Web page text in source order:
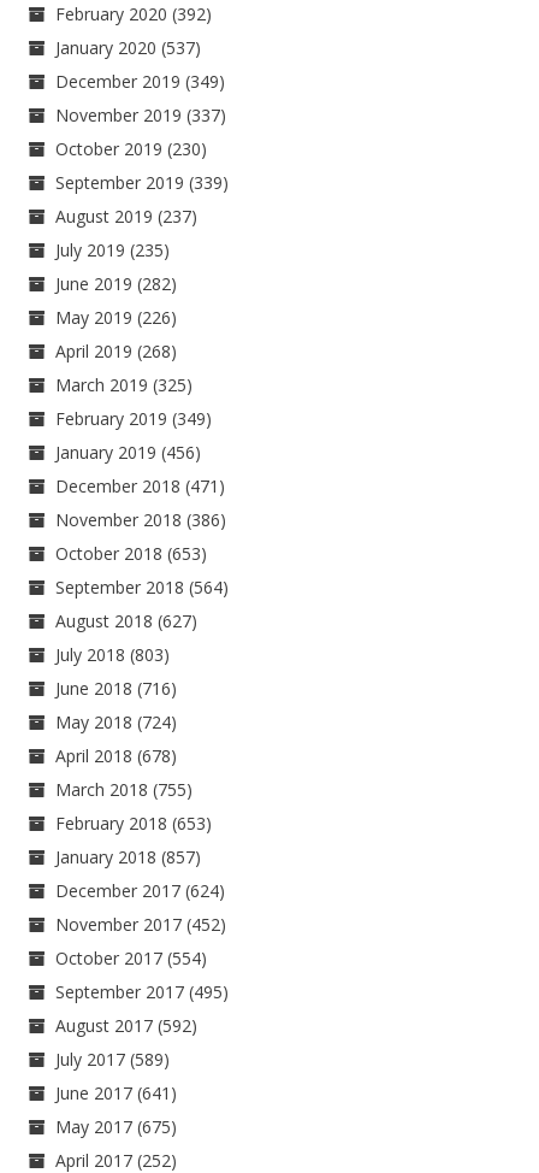
February 2020 (392)
January 2020 (537)
December 2019 (349)
November 2019 (337)
October 2019 (230)
September 2019 (339)
August 2019 (237)
July 2019 (235)
June 2019 (282)
May 2019 (226)
April 2019 (268)
March 2019 (325)
February 2019 (349)
January 2019 (456)
December 2018 (471)
November 2018 (386)
October 2018 (653)
September 2018 (564)
August 2018 (627)
July 2018 (803)
June 2018 (716)
May 2018 (724)
April 2018 (678)
March 2018 (755)
February 2018 (653)
January 2018 (857)
December 2017 (624)
November 2017 (452)
October 2017 (554)
September 2017 (495)
August 2017 (592)
July 2017 (589)
June 2017 (641)
May 2017 (675)
April 2017 (252)